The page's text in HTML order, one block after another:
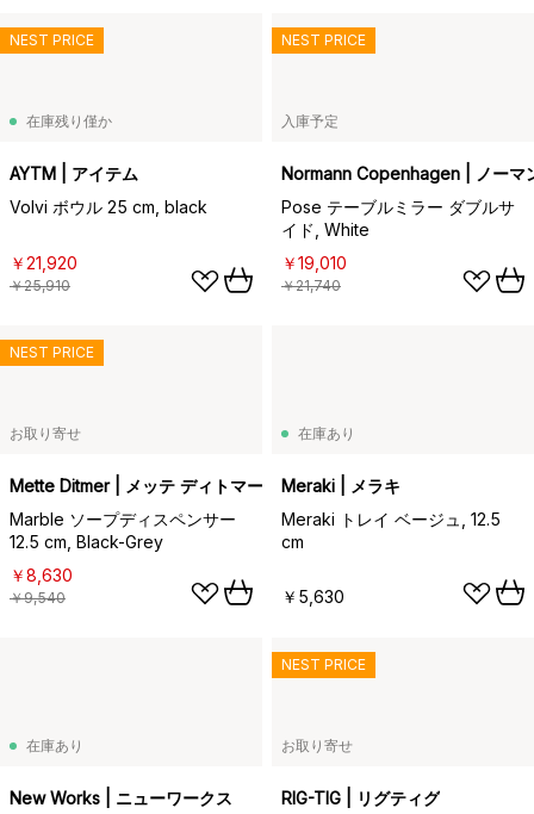
在庫残り僅か
AYTM | アイテム
Volvi ボウル 25 cm, black
￥21,920
￥25,910
NEST PRICE
入庫予定
Normann Copenhagen | ノーマ
Pose テーブルミラー ダブルサ
イド, White
￥19,010
￥21,740
NEST PRICE
お取り寄せ
Mette Ditmer | メッテ ディトマー
Marble ソープディスペンサー
12.5 cm, Black-Grey
￥8,630
￥9,540
NEST PRICE
在庫あり
Meraki | メラキ
Meraki トレイ ベージュ, 12.5
cm
￥5,630
在庫あり
New Works | ニューワークス
お取り寄せ
RIG-TIG | リグティグ
NEST PRICE